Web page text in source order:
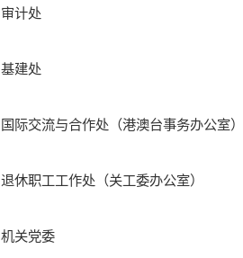
审计处
基建处
国际交流与合作处（港澳台事务办公室）
退休职工工作处（关工委办公室）
机关党委